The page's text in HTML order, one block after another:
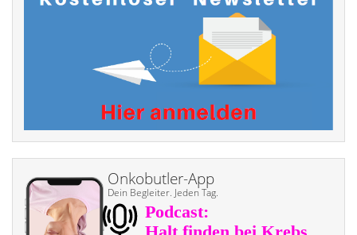
Onkobutler-App
Dein Begleiter. Jeden Tag.